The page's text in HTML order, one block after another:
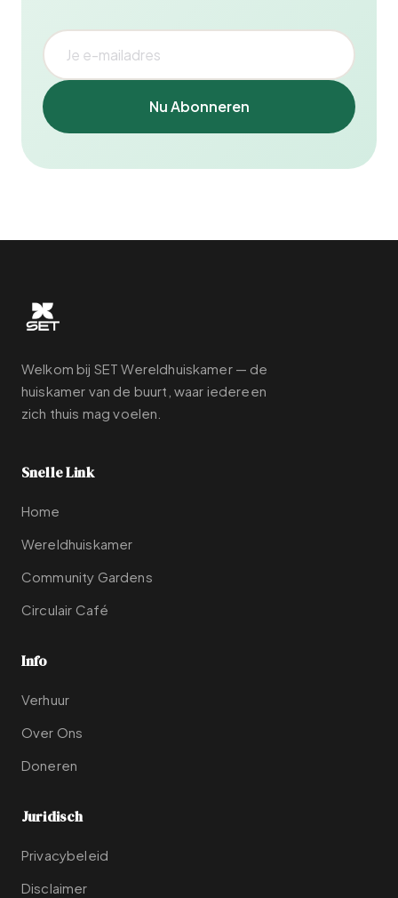
Nu Abonneren
Welkom bij SET Wereldhuiskamer — de
huiskamer van de buurt, waar iedereen
zich thuis mag voelen.
Snelle Link
Home
Wereldhuiskamer
Community Gardens
Circulair Café
Info
Verhuur
Over Ons
Doneren
Juridisch
Privacybeleid
Disclaimer